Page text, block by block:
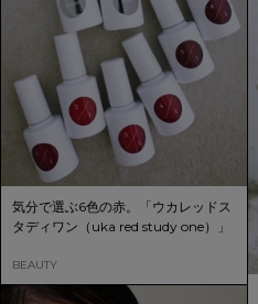
気分で選ぶ6色の赤。「ウカレッドス
タディワン（uka red study one）」
BEAUTY